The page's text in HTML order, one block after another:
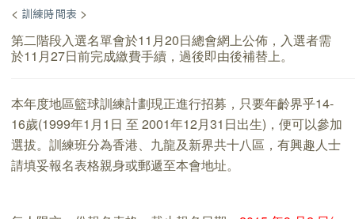
< 訓練時間表 >
第二階段入選名單會於11月20日總會網上公佈，入選者需
於11月27日前完成繳費手續，過後即由後補替上。
本年度地區籃球訓練計劃現正進行招募，只要年齡界乎14-
16歲(1999年1月1日 至 2001年12月31日出生)，便可以參加
選拔。訓練班分為香港、九龍及新界共十八區，有興趣人士
請填妥報名表格親身或郵遞至本會地址。